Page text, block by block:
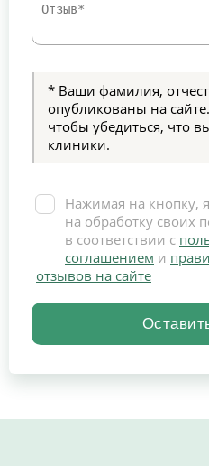
* Ваши фамилия,
опубликованы на
чтобы убедиться, что
клиники.
Нажимая на кнопку,
на обработку своих
в соответствии с
соглашением и
отзывов на сайте